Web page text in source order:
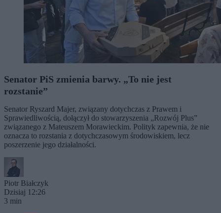
Senator PiS zmienia barwy. „To nie jest
rozstanie”
Senator Ryszard Majer, związany dotychczas z Prawem i
Sprawiedliwością, dołączył do stowarzyszenia „Rozwój Plus”
związanego z Mateuszem Morawieckim. Polityk zapewnia, że nie
oznacza to rozstania z dotychczasowym środowiskiem, lecz
poszerzenie jego działalności.
Piotr Białczyk
Dzisiaj 12:26
3 min